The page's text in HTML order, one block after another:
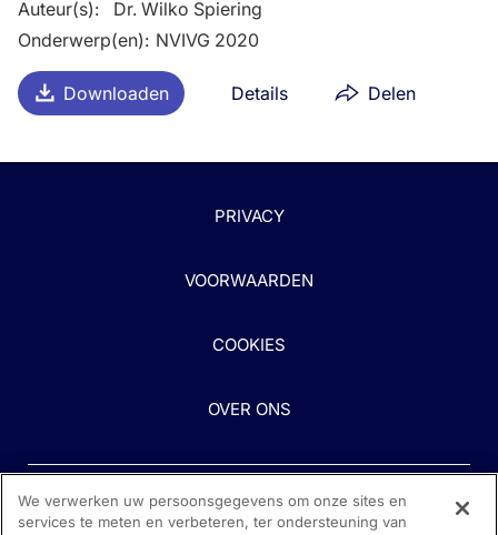
Downloaden Details Delen
Auteur(s):
Dr. Wilko Spiering
Onderwerp(en): NVIVG 2020
PRIVACY
VOORWAARDEN
COOKIES
OVER ONS
We verwerken uw persoonsgegevens om onze sites en
services te meten en verbeteren, ter ondersteuning van